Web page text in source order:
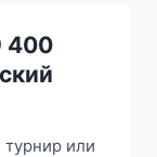
400
или